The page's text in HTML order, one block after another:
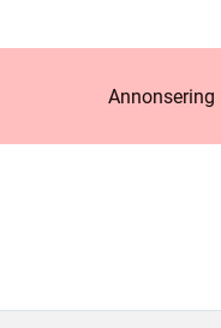
Annonsering